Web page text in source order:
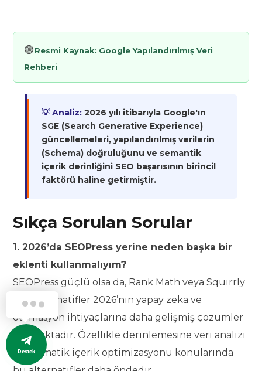
🟢Resmi Kaynak: Google Yapılandırılmış Veri
Rehberi
💡 Analiz: 2026 yılı itibarıyla Google'ın
SGE (Search Generative Experience)
güncellemeleri, yapılandırılmış verilerin
(Schema) doğruluğunu ve semantik
içerik derinliğini SEO başarısının birincil
faktörü haline getirmiştir.
Sıkça Sorulan Sorular
1. 2026’da SEOPress yerine neden başka bir
eklenti kullanmalıyım?
SEOPress güçlü olsa da, Rank Math veya Squirrly
gibi alternatifler 2026’nın yapay zeka ve
otomasyon ihtiyaçlarına daha gelişmiş çözümler
sunmaktadır. Özellikle derinlemesine veri analizi
ve otomatik içerik optimizasyonu konularında
Destek